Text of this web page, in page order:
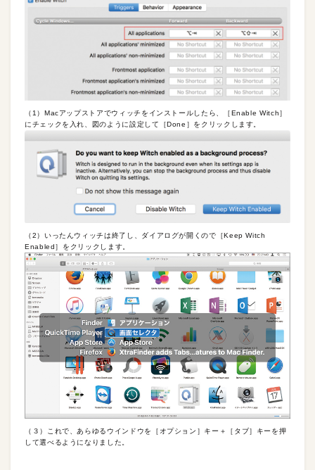
（1）Macアップストアでウィッチをインストールしたら、［Enable Witch］
にチェックを入れ、図のように設定して［Done］をクリックします。
（2）いったんウィッチは終了し、ダイアログが開くので［Keep Witch
Enabled］をクリックします。
（３）これで、あらゆるウインドウを［オプション］キー＋［タブ］キーを押
して選べるようになりました。